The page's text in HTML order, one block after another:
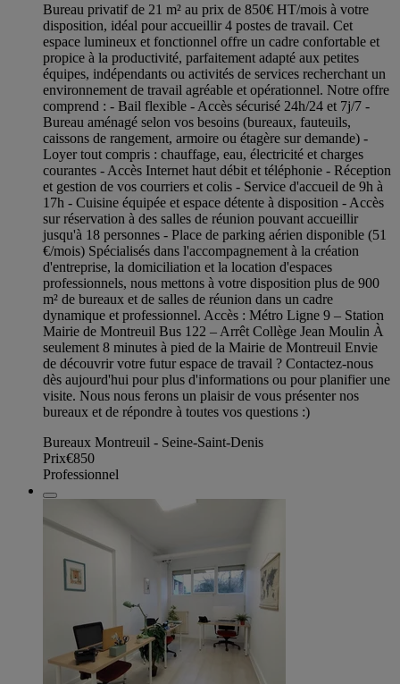
Bureau privatif de 21 m² au prix de 850€ HT/mois à votre
disposition, idéal pour accueillir 4 postes de travail. Cet
espace lumineux et fonctionnel offre un cadre confortable et
propice à la productivité, parfaitement adapté aux petites
équipes, indépendants ou activités de services recherchant un
environnement de travail agréable et opérationnel. Notre offre
comprend : - Bail flexible - Accès sécurisé 24h/24 et 7j/7 -
Bureau aménagé selon vos besoins (bureaux, fauteuils,
caissons de rangement, armoire ou étagère sur demande) -
Loyer tout compris : chauffage, eau, électricité et charges
courantes - Accès Internet haut débit et téléphonie - Réception
et gestion de vos courriers et colis - Service d'accueil de 9h à
17h - Cuisine équipée et espace détente à disposition - Accès
sur réservation à des salles de réunion pouvant accueillir
jusqu'à 18 personnes - Place de parking aérien disponible (51
€/mois) Spécialisés dans l'accompagnement à la création
d'entreprise, la domiciliation et la location d'espaces
professionnels, nous mettons à votre disposition plus de 900
m² de bureaux et de salles de réunion dans un cadre
dynamique et professionnel. Accès : Métro Ligne 9 – Station
Mairie de Montreuil Bus 122 – Arrêt Collège Jean Moulin À
seulement 8 minutes à pied de la Mairie de Montreuil Envie
de découvrir votre futur espace de travail ? Contactez-nous
dès aujourd'hui pour plus d'informations ou pour planifier une
visite. Nous nous ferons un plaisir de vous présenter nos
bureaux et de répondre à toutes vos questions :)
Bureaux Montreuil - Seine-Saint-Denis
Prix€850
Professionnel